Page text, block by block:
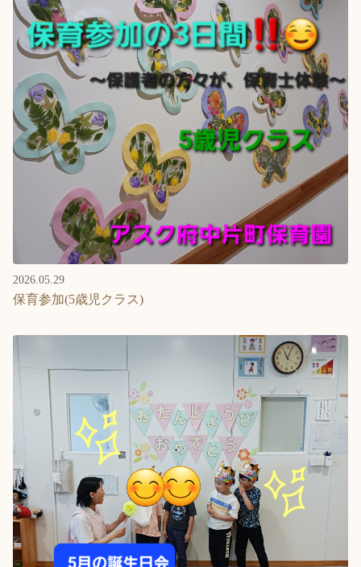
2026.05.29
保育参加(5歳児クラス)